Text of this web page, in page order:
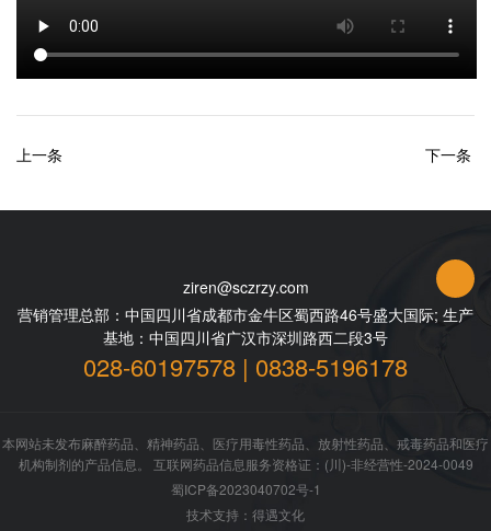
上一条 下一条
ziren@sczrzy.com
营销管理总部：中国四川省成都市金牛区蜀西路46号盛大国际; 生产
基地：中国四川省广汉市深圳路西二段3号
028-60197578 | 0838-5196178
本网站未发布麻醉药品、精神药品、医疗用毒性药品、放射性药品、戒毒药品和医疗
机构制剂的产品信息。 互联网药品信息服务资格证：(川)-非经营性-2024-0049
蜀ICP备2023040702号-1
技术支持： 得遇文化